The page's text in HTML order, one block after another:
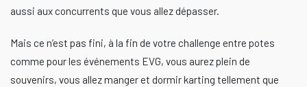
aussi aux concurrents que vous allez dépasser.
Mais ce n’est pas fini, à la fin de votre challenge entre potes
comme pour les événements EVG, vous aurez plein de
souvenirs, vous allez manger et dormir karting tellement que